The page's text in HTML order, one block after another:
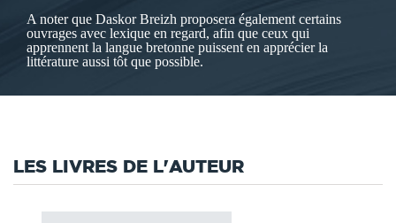
A noter que Daskor Breizh proposera également certains
ouvrages avec lexique en regard, afin que ceux qui
apprennent la langue bretonne puissent en apprécier la
littérature aussi tôt que possible.
LES LIVRES DE L'AUTEUR